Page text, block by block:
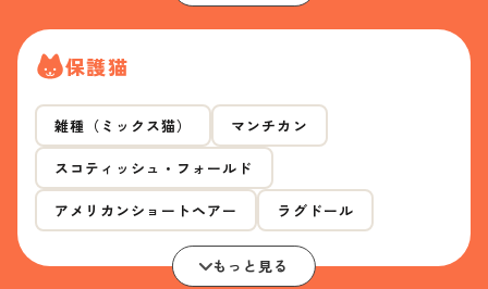
保護猫
雑種（ミックス猫） マンチカン
スコティッシュ・フォールド
アメリカンショートヘアー ラグドール
もっと見る